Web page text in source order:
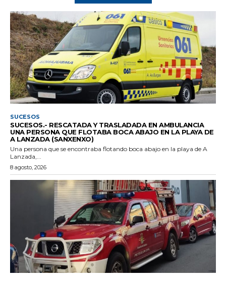
SUCESOS
SUCESOS.- RESCATADA Y TRASLADADA EN AMBULANCIA
UNA PERSONA QUE FLOTABA BOCA ABAJO EN LA PLAYA DE
A LANZADA (SANXENXO)
Una persona que se encontraba flotando boca abajo en la playa de A
Lanzada,...
8 agosto, 2026